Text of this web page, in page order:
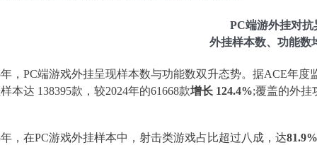
PC端游外挂对抗
外挂样本数、功能数
年，PC端游戏外挂呈现样本数与功能数双升态势。据ACE年
本达 138395款，较2024年的61668款增长 124.4%;覆盖的外挂
年，在PC游戏外挂样本中，射击类游戏占比超过八成，达81.9%